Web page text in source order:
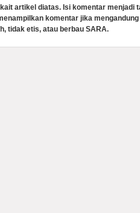
artikel diatas. Isi komentar menjadi
komentar jika
tidak etis, atau berbau SARA.